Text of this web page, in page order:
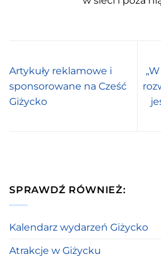
Artykuły reklamowe i
sponsorowane na Cześć
Giżycko
SPRAWDŹ RÓWNIEŻ:
Kalendarz wydarzeń Giżycko
Atrakcje w Giżycku